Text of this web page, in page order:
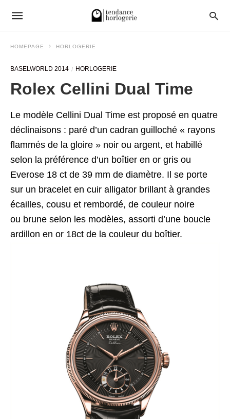
HOMEPAGE HORLOGERIE
BASELWORLD 2014 HORLOGERIE
Rolex Cellini Dual Time
Le modèle Cellini Dual Time est proposé en quatre
déclinaisons : paré d’un cadran guilloché « rayons
flammés de la gloire » noir ou argent, et habillé
selon la préférence d’un boîtier en or gris ou
Everose 18 ct de 39 mm de diamètre. Il se porte
sur un bracelet en cuir alligator brillant à grandes
écailles, cousu et rembordé, de couleur noire
ou brune selon les modèles, assorti d’une boucle
ardillon en or 18ct de la couleur du boîtier.